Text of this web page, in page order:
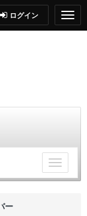
ログイン
チ
ー
ー